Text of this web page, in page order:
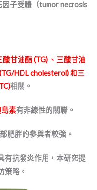
因子受體（tumor necrosis
酸甘油酯(TG) 、 三酸甘油
HDL cholesterol)和三
相關 。
素有非線性的關聯。
肥胖的參與者較強。
有抗發炎作用 ，本研究提
策略。